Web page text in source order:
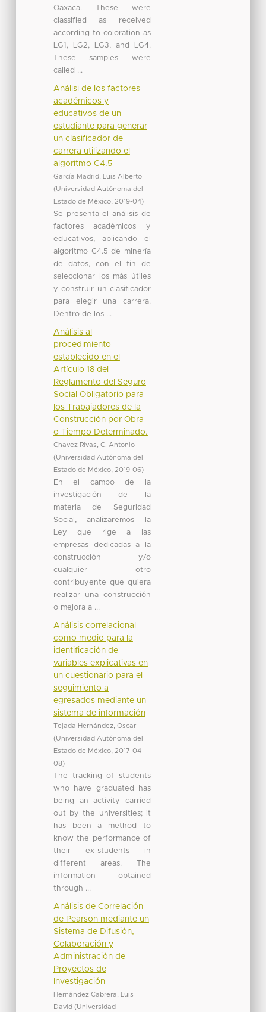
Oaxaca. These were
classified as received
according to coloration as
LG1, LG2, LG3, and LG4.
These samples were
called ...
Análisi de los factores
académicos y
educativos de un
estudiante para generar
un clasificador de
carrera utilizando el
algoritmo C4.5
García Madrid, Luis Alberto
(Universidad Autónoma del
Estado de México, 2019-04)
Se presenta el análisis de
factores académicos y
educativos, aplicando el
algoritmo C4.5 de minería
de datos, con el fin de
seleccionar los más útiles
y construir un clasificador
para elegir una carrera.
Dentro de los ...
Análisis al
procedimiento
establecido en el
Artículo 18 del
Reglamento del Seguro
Social Obligatorio para
los Trabajadores de la
Construcción por Obra
o Tiempo Determinado.
Chavez Rivas, C. Antonio
(Universidad Autónoma del
Estado de México, 2019-06)
En el campo de la
investigación de la
materia de Seguridad
Social, analizaremos la
Ley que rige a las
empresas dedicadas a la
construcción y/o
cualquier otro
contribuyente que quiera
realizar una construcción
o mejora a ...
Análisis correlacional
como medio para la
identificación de
variables explicativas en
un cuestionario para el
seguimiento a
egresados mediante un
sistema de información
Tejada Hernández, Oscar
(Universidad Autónoma del
Estado de México, 2017-04-
08)
The tracking of students
who have graduated has
being an activity carried
out by the universities; it
has been a method to
know the performance of
their ex-students in
different areas. The
information obtained
through ...
Análisis de Correlación
de Pearson mediante un
Sistema de Difusión,
Colaboración y
Administración de
Proyectos de
Investigación
Hernández Cabrera, Luis
David (Universidad